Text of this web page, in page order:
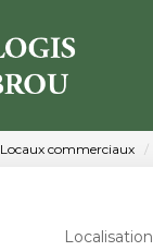
Locaux commerciaux
Localisation